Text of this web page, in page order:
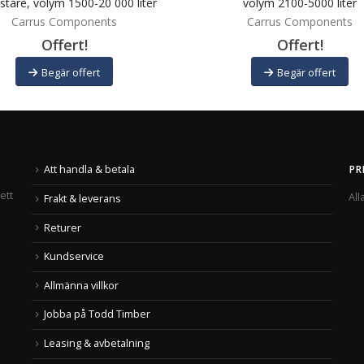
Carrus Components
Offert!
Begär offert
Carrus Components
Offert!
Begär offert
Att handla & betala
Frakt & leverans
Returer
Kundservice
Allmänna villkor
Jobba på Todd Timber
Leasing & avbetalning